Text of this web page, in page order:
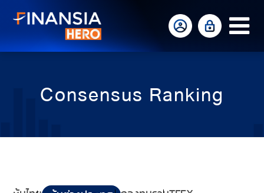
Consensus Ranking